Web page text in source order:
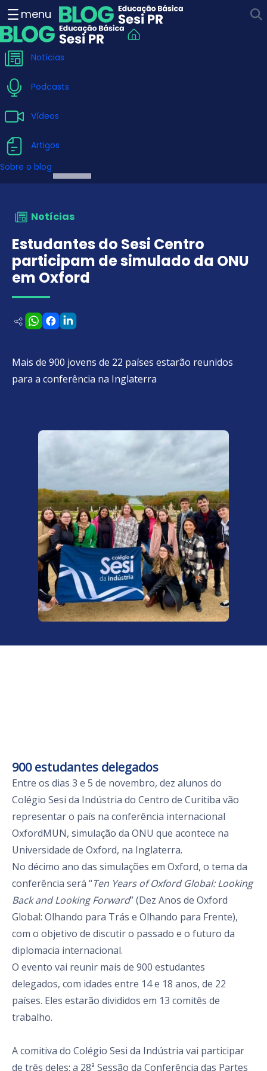
Estudantes do Sesi
menu
Notícias
Podcasts
Vídeos
Artigos
Sobre o blog
Notícias
Estudantes do Sesi Centro
participam de simulado da ONU
em Oxford
Mais de 900 jovens de 22 países estarão reunidos
para a conferência na Inglaterra
900 estudantes delegados
Entre os dias 3 e 5 de novembro, dez alunos do
Colégio Sesi da Indústria do Centro de Curitiba vão
representar o país na conferência internacional
OxfordMUN, simulação da ONU que acontece na
Universidade de Oxford, na Inglaterra.
No décimo ano das simulações em Oxford, o tema da
conferência será “Ten Years of Oxford Global: Looking
Back and Looking Forward” (Dez Anos de Oxford
Global: Olhando para Trás e Olhando para Frente),
com o objetivo de discutir o passado e o futuro da
diplomacia internacional.
O evento vai reunir mais de 900 estudantes
delegados, com idades entre 14 e 18 anos, de 22
países. Eles estarão divididos em 13 comitês de
trabalho.
A comitiva do Colégio Sesi da Indústria vai participar
de três deles: a 28ª Sessão da Conferência das Partes